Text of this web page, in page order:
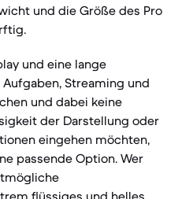
und die Größe des Pro
und eine lange
Streaming und
und dabei keine
der Darstellung oder
eingehen möchten,
passende Option. Wer
flüssiges und helles